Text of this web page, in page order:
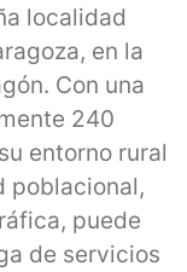
localidad
en la
Con una
240
entorno rural
poblacional,
puede
de servicios